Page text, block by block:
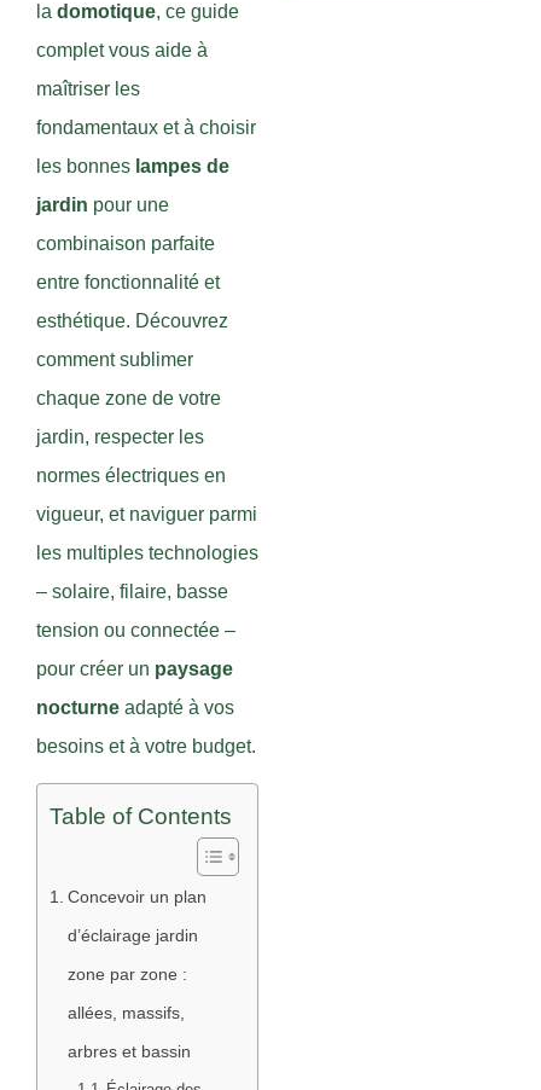
la domotique, ce guide
complet vous aide à
maîtriser les
fondamentaux et à choisir
les bonnes lampes de
jardin pour une
combinaison parfaite
entre fonctionnalité et
esthétique. Découvrez
comment sublimer
chaque zone de votre
jardin, respecter les
normes électriques en
vigueur, et naviguer parmi
les multiples technologies
– solaire, filaire, basse
tension ou connectée –
pour créer un paysage
nocturne adapté à vos
besoins et à votre budget.
Table of Contents
Concevoir un plan
d’éclairage jardin
zone par zone :
allées, massifs,
arbres et bassin